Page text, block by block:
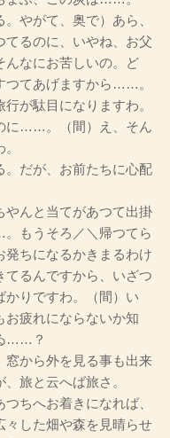
やがて、奥で）あら、
てるのに、いやね、お父
なにお苦しいの。ど
つてあげますから……。
が駄目になりますわ。
に……。（間）え、そん
だが、お前たちに心配
んと当てがあつて出掛
もうそろ／＼帰つてら
発ちになるかきまるわけ
てるんですから、いざつ
りですわ。（間）いゝ
疲れにならないか知
……？
から外を見る事も出来
旅と云へば旅さ。
ちへお着きになれば、
々した畑や森を見晴らせ